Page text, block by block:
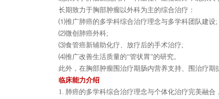
长期致力于胸部肿瘤以外科为主的综合治疗：
⑴推广肺癌的多学科综合治疗理念与多学科团队建设;
⑵微创肺癌外科;
⑶食管癌新辅助化疗、放疗后的手术治疗;
⑷推广改善生活质量的“管状胃”的研究。
此外，在胸部肿瘤围治疗期肠内营养支持、围治疗期
临床能力介绍
1. 肺癌的多学科综合治疗理念与个体化治疗完美融合